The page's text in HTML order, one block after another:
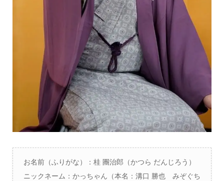
お名前（ふりがな）：桂 團治郎（かつら だんじろう）
ニックネーム：かっちゃん（本名：溝口 勝也 みぞぐち